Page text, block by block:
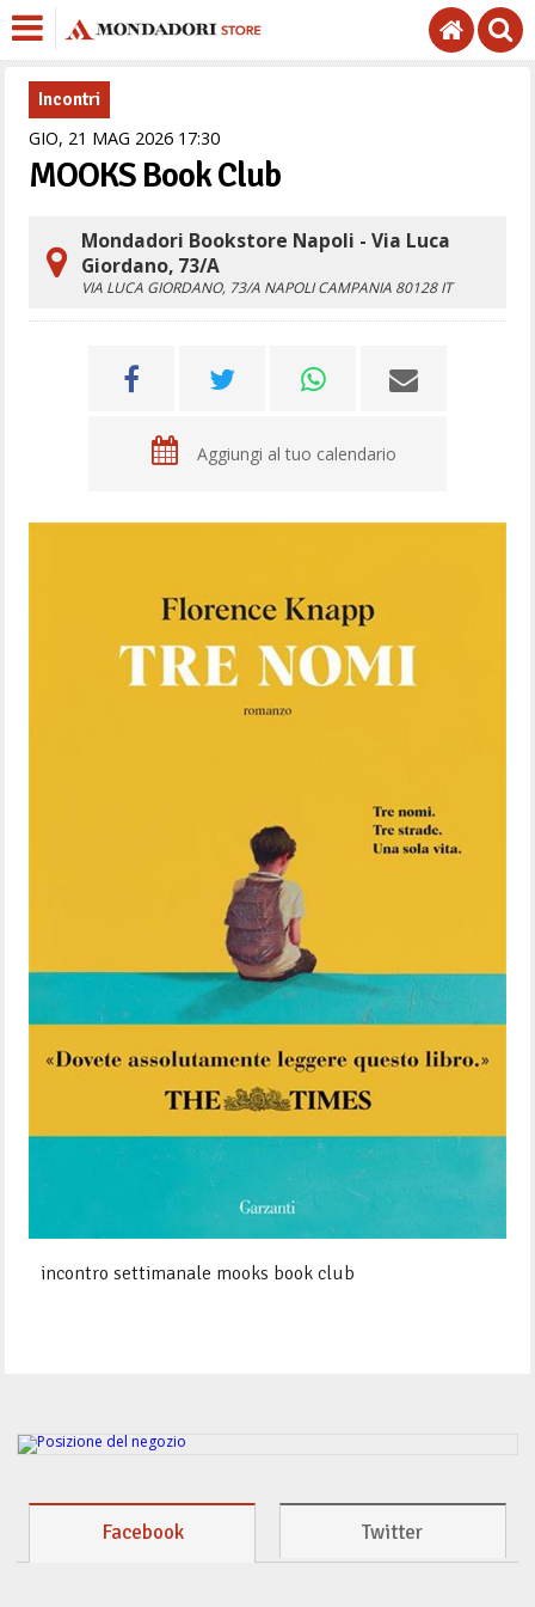
Incontri
GIO, 21 MAG 2026 1730
MOOKS Book Club
Mondadori Bookstore Napoli - Via Luca
Giordano, 73/A
VIA LUCA GIORDANO, 73/A NAPOLI CAMPANIA 80128 IT
Aggiungi al tuo calendario
incontro settimanale mooks book club
Facebook Twitter